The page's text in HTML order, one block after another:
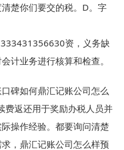
楚你们要交的税。D。字
资，义务缺
计业务进行核算和检查。
碑如何鼎汇记账公司怎么
费返还用于奖励办税人员并
操作经验。都要询问清楚
，鼎汇记账公司怎么样预